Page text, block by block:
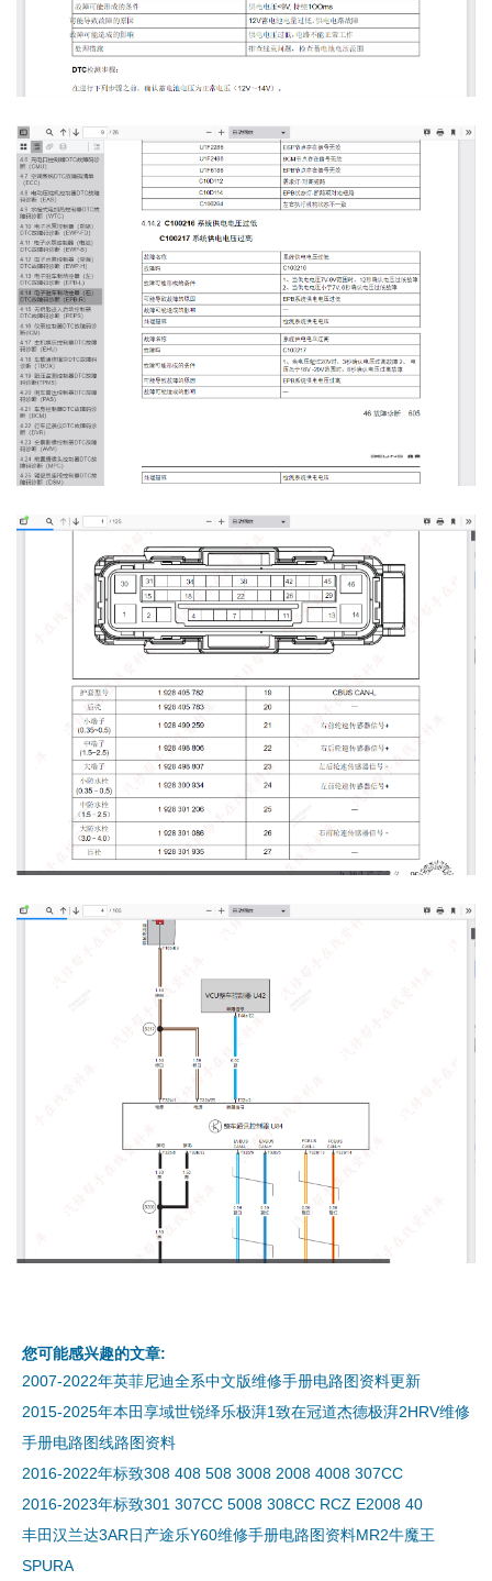
您可能感兴趣的文章:
2007-2022年英菲尼迪全系中文版维修手册电路图资料更新
2015-2025年本田享域世锐绎乐极湃1致在冠道杰德极湃2HRV维修
手册电路图线路图资料
2016-2022年标致308 408 508 3008 2008 4008 307CC
2016-2023年标致301 307CC 5008 308CC RCZ E2008 40
丰田汉兰达3AR日产途乐Y60维修手册电路图资料MR2牛魔王
SPURA